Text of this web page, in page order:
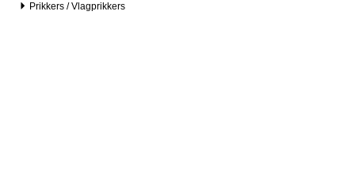
Prikkers / Vlagprikkers